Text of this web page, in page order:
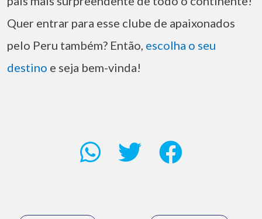
Quer entrar para esse clube de apaixonados
pelo Peru também? Então, escolha o seu
destino e seja bem-vinda!